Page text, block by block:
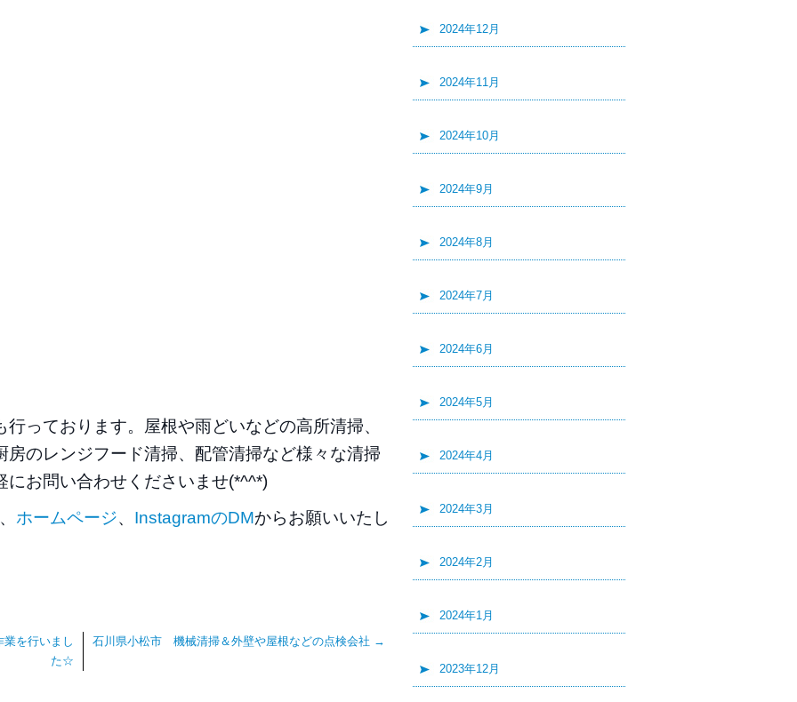
っております。屋根や雨どいなどの高所清掃、
のレンジフード清掃、配管清掃など様々な清掃
お問い合わせくださいませ(*^^*)
ホームページ、 InstagramのDMからお願いいたし
を行いまし
た☆
石川県小松市 機械清掃＆外壁や屋根などの点検会社 →
2024年12月
2024年11月
2024年10月
2024年9月
2024年8月
2024年7月
2024年6月
2024年5月
2024年4月
2024年3月
2024年2月
2024年1月
2023年12月